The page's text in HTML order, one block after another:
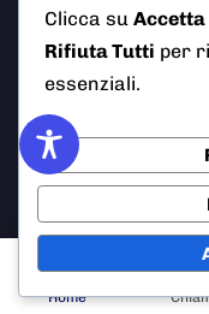
AI Info
Home
Clicca su Accetta
Rifiuta Tutti per
essenziali.